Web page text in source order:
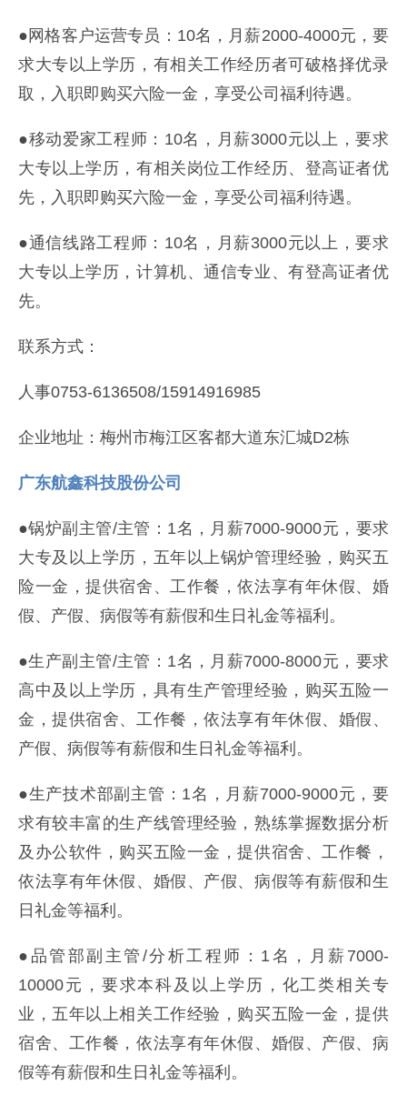
●网格客户运营专员：10名，月薪2000-4000元，要
求大专以上学历，有相关工作经历者可破格择优录
取，入职即购买六险一金，享受公司福利待遇。
●移动爱家工程师：10名，月薪3000元以上，要求
大专以上学历，有相关岗位工作经历、登高证者优
先，入职即购买六险一金，享受公司福利待遇。
●通信线路工程师：10名，月薪3000元以上，要求
大专以上学历，计算机、通信专业、有登高证者优
先。
联系方式：
人事0753-6136508/15914916985
企业地址：梅州市梅江区客都大道东汇城D2栋
广东航鑫科技股份公司
●锅炉副主管/主管：1名，月薪7000-9000元，要求
大专及以上学历，五年以上锅炉管理经验，购买五
险一金，提供宿舍、工作餐，依法享有年休假、婚
假、产假、病假等有薪假和生日礼金等福利。
●生产副主管/主管：1名，月薪7000-8000元，要求
高中及以上学历，具有生产管理经验，购买五险一
金，提供宿舍、工作餐，依法享有年休假、婚假、
产假、病假等有薪假和生日礼金等福利。
●生产技术部副主管：1名，月薪7000-9000元，要
求有较丰富的生产线管理经验，熟练掌握数据分析
及办公软件，购买五险一金，提供宿舍、工作餐，
依法享有年休假、婚假、产假、病假等有薪假和生
日礼金等福利。
●品管部副主管/分析工程师：1名，月薪7000-
10000元，要求本科及以上学历，化工类相关专
业，五年以上相关工作经验，购买五险一金，提供
宿舍、工作餐，依法享有年休假、婚假、产假、病
假等有薪假和生日礼金等福利。